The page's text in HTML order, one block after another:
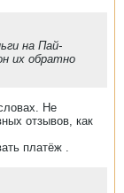
на Пай-
их обратно
Не
отзывов, как
платёж .